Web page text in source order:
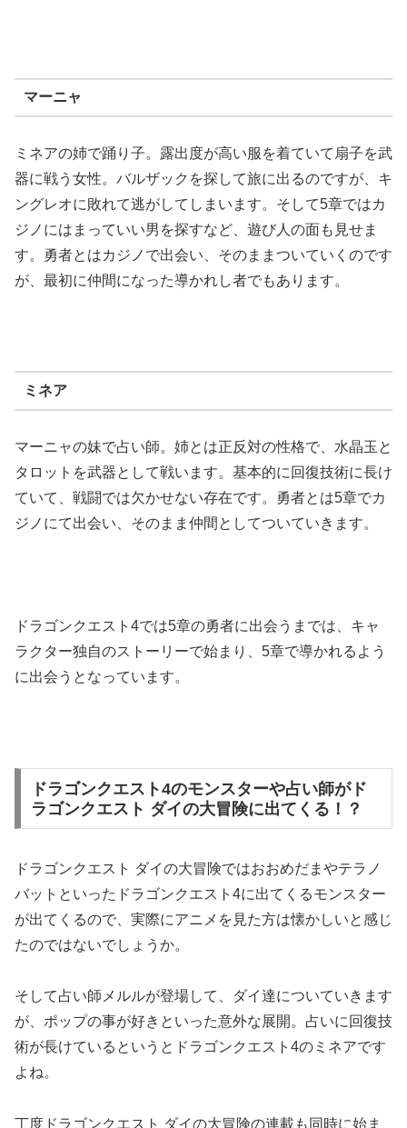
マーニャ
ミネアの姉で踊り子。露出度が高い服を着ていて扇子を武
器に戦う女性。バルザックを探して旅に出るのですが、キ
ングレオに敗れて逃がしてしまいます。そして5章ではカ
ジノにはまっていい男を探すなど、遊び人の面も見せま
す。勇者とはカジノで出会い、そのままついていくのです
が、最初に仲間になった導かれし者でもあります。
ミネア
マーニャの妹で占い師。姉とは正反対の性格で、水晶玉と
タロットを武器として戦います。基本的に回復技術に長け
ていて、戦闘では欠かせない存在です。勇者とは5章でカ
ジノにて出会い、そのまま仲間としてついていきます。
ドラゴンクエスト4では5章の勇者に出会うまでは、キャ
ラクター独自のストーリーで始まり、5章で導かれるよう
に出会うとなっています。
ドラゴンクエスト4のモンスターや占い師がド
ラゴンクエスト ダイの大冒険に出てくる！？
ドラゴンクエスト ダイの大冒険ではおおめだまやテラノ
バットといったドラゴンクエスト4に出てくるモンスター
が出てくるので、実際にアニメを見た方は懐かしいと感じ
たのではないでしょうか。
そして占い師メルルが登場して、ダイ達についていきます
が、ポップの事が好きといった意外な展開。占いに回復技
術が長けているというとドラゴンクエスト4のミネアです
よね。
丁度ドラゴンクエスト ダイの大冒険の連載も同時に始ま